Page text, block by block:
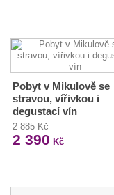
Pobyt v Mikulově se
stravou, vířivkou i
degustací vín
2 885 Kč
2 390 Kč